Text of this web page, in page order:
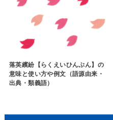
落英繽紛【らくえいひんぷん】の
意味と使い方や例文（語源由来・
出典・類義語）